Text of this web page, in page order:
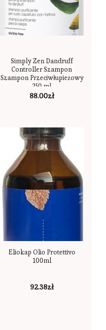
Simply Zen Dandruff
Controller Szampon
Szampon Przeciwłupieżowy
250 ml
88.00zł
Eliokap Olio Protettivo
100ml
92.38zł